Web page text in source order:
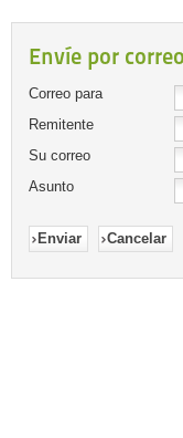
Envíe por
Correo para
Remitente
Su correo
Asunto
Enviar Cancelar